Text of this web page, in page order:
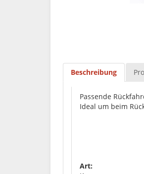
Beschreibung
Passende
Ideal um beim
Art: